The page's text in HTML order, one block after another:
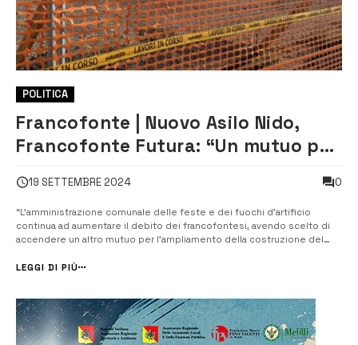
POLITICA
Francofonte | Nuovo Asilo Nido,
Francofonte Futura: “Un mutuo per
19 SETTEMBRE 2024 0
“L’amministrazione comunale delle feste e dei fuochi d’artificio
continua ad aumentare il debito dei francofontesi, avendo scelto di
accendere un altro mutuo per l’ampliamento della costruzione del
stata finanziata a costo zero con il PNRR per 3 milioni di euro”, a scriv...
LEGGI DI PIÙ